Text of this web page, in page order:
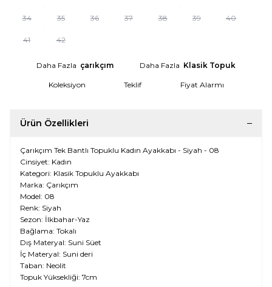
34 35 36 37 38 39 40
41 42
Daha Fazla çarıkçım Daha Fazla Klasik Topuk
Koleksiyon Teklif Fiyat Alarmı
Ürün Özellikleri
Çarıkçım Tek Bantlı Topuklu Kadın Ayakkabı - Siyah - 08
Cinsiyet: Kadın
Kategori: Klasik Topuklu Ayakkabı
Marka: Çarıkçım
Model: 08
Renk: Siyah
Sezon: İlkbahar-Yaz
Bağlama: Tokalı
Dış Materyal: Suni Süet
İç Materyal: Suni deri
Taban: Neolit
Topuk Yüksekliği: 7cm